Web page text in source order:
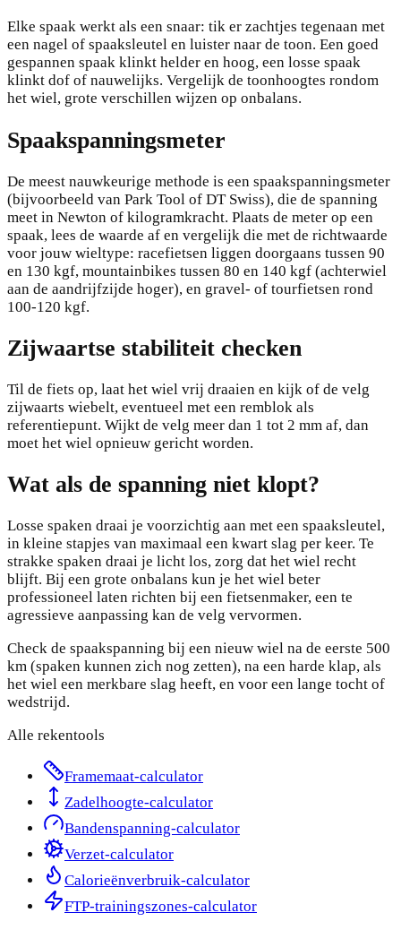
Elke spaak werkt als een snaar: tik er zachtjes tegenaan met
een nagel of spaaksleutel en luister naar de toon. Een goed
gespannen spaak klinkt helder en hoog, een losse spaak
klinkt dof of nauwelijks. Vergelijk de toonhoogtes rondom
het wiel, grote verschillen wijzen op onbalans.
Spaakspanningsmeter
De meest nauwkeurige methode is een spaakspanningsmeter
(bijvoorbeeld van Park Tool of DT Swiss), die de spanning
meet in Newton of kilogramkracht. Plaats de meter op een
spaak, lees de waarde af en vergelijk die met de richtwaarde
voor jouw wieltype: racefietsen liggen doorgaans tussen 90
en 130 kgf, mountainbikes tussen 80 en 140 kgf (achterwiel
aan de aandrijfzijde hoger), en gravel- of tourfietsen rond
100-120 kgf.
Zijwaartse stabiliteit checken
Til de fiets op, laat het wiel vrij draaien en kijk of de velg
zijwaarts wiebelt, eventueel met een remblok als
referentiepunt. Wijkt de velg meer dan 1 tot 2 mm af, dan
moet het wiel opnieuw gericht worden.
Wat als de spanning niet klopt?
Losse spaken draai je voorzichtig aan met een spaaksleutel,
in kleine stapjes van maximaal een kwart slag per keer. Te
strakke spaken draai je licht los, zorg dat het wiel recht
blijft. Bij een grote onbalans kun je het wiel beter
professioneel laten richten bij een fietsenmaker, een te
agressieve aanpassing kan de velg vervormen.
Check de spaakspanning bij een nieuw wiel na de eerste 500
km (spaken kunnen zich nog zetten), na een harde klap, als
het wiel een merkbare slag heeft, en voor een lange tocht of
wedstrijd.
Alle rekentools
Framemaat-calculator
Zadelhoogte-calculator
Bandenspanning-calculator
Verzet-calculator
Calorieënverbruik-calculator
FTP-trainingszones-calculator